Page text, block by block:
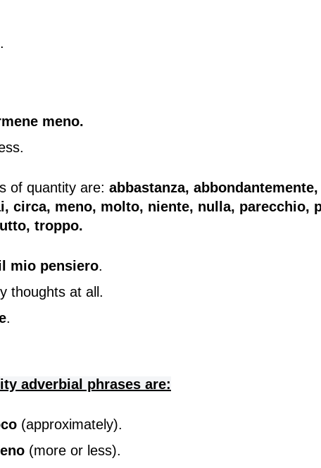
meno.
of quantity are: abbastanza,
circa, meno, molto, niente, nulla, parecchio,
troppo.
mio pensiero.
thoughts at all.
.
adverbial phrases are:
(approximately).
(more or less).